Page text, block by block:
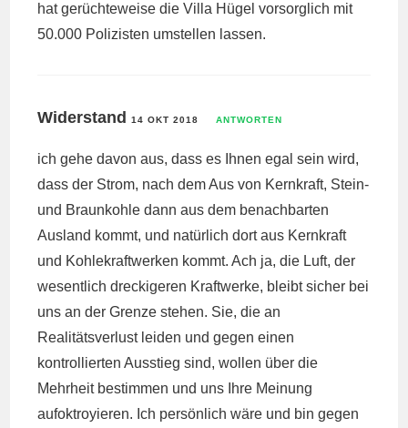
hat gerüchteweise die Villa Hügel vorsorglich mit
50.000 Polizisten umstellen lassen.
Widerstand14 OKT 2018 ANTWORTEN
ich gehe davon aus, dass es Ihnen egal sein wird,
dass der Strom, nach dem Aus von Kernkraft, Stein-
und Braunkohle dann aus dem benachbarten
Ausland kommt, und natürlich dort aus Kernkraft
und Kohlekraftwerken kommt. Ach ja, die Luft, der
wesentlich dreckigeren Kraftwerke, bleibt sicher bei
uns an der Grenze stehen. Sie, die an
Realitätsverlust leiden und gegen einen
kontrollierten Ausstieg sind, wollen über die
Mehrheit bestimmen und uns Ihre Meinung
aufoktroyieren. Ich persönlich wäre und bin gegen